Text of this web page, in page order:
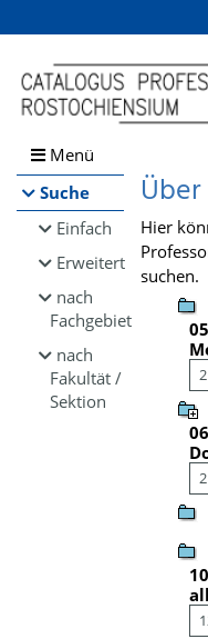
Browsen
direkt zum Inhalt
Menü
Suche
Einfach
Erweitert
nach
Fachgebiet
nach
Fakultät /
Sektion
Hier
suchen.